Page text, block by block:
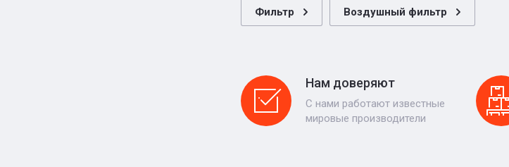
Фильтр Воздушный фильтр
Нам доверяют
С нами работают известные
мировые производители